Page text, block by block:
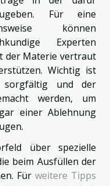
Für eine
können
Experten
der Materie vertraut
Wichtig ist
sorgfältig und der
werden, um
einer Ablehnung
über spezielle
beim Ausfüllen der
Für weitere Tipps